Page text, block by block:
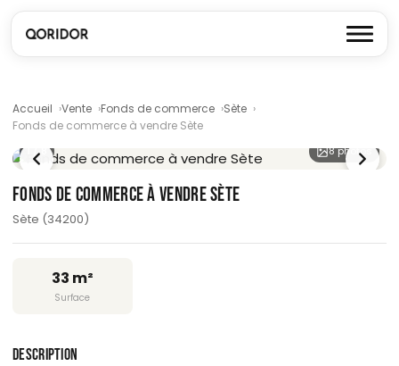
Accueil Vente Fonds de commerce
Sète
Fonds de commerce à vendre Sète
/ 8 8 photos
FONDS DE COMMERCE À VENDRE SÈTE
Sète (34200)
33 m²
Surface
DESCRIPTION